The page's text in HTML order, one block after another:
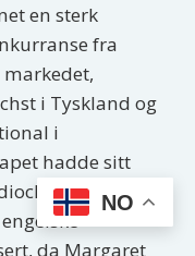
en sterk
fra
i Tyskland og
i
hadde sitt
da Margaret
NO